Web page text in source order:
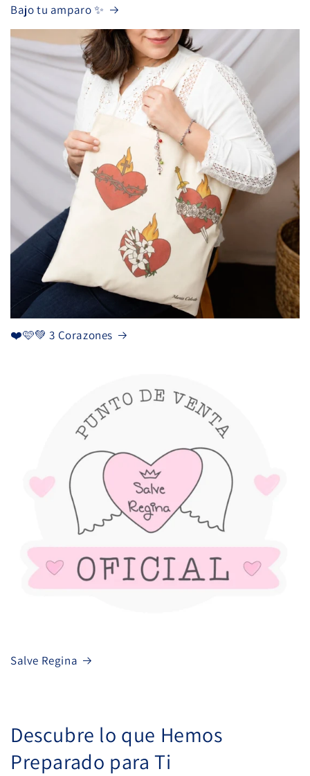
Bajo tu amparo ✨
❤️🩷💚 3 Corazones
Salve Regina
Descubre lo que Hemos
Preparado para Ti